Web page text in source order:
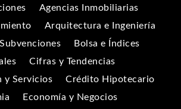
Agencias Inmobiliarias
Arquitectura e Ingeniería
Bolsa e Índices
Cifras y Tendencias
y Servicios
Crédito Hipotecario
Economía y Negocios